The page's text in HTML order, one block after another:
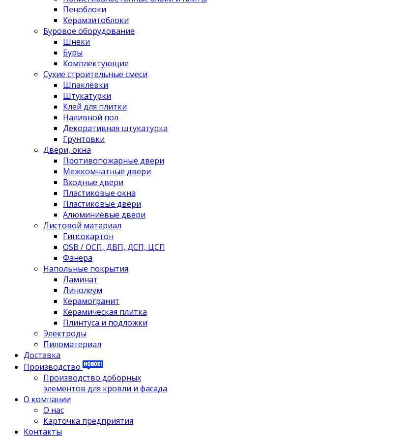
Пеноблоки
Керамзитоблоки
Буровое оборудование
Шнеки
Буры
Комплектующие
Сухие строительные смеси
Шпаклёвки
Штукатурки
Клей для плитки
Наливной пол
Декоративная штукатурка
Грунтовки
Двери, окна
Противопожарные двери
Межкомнатные двери
Входные двери
Пластиковые окна
Пластиковые двери
Алюминиевые двери
Листовой материал
Гипсокартон
OSB / ОСП, ДВП, ДСП, ЦСП
Фанера
Напольные покрытия
Ламинат
Линолеум
Керамогранит
Керамическая плитка
Плинтуса и подложки
Электроды
Пиломатериал
Доставка
Производство
Производство доборных
элементов для кровли и фасада
О компании
О нас
Карточка предприятия
Контакты